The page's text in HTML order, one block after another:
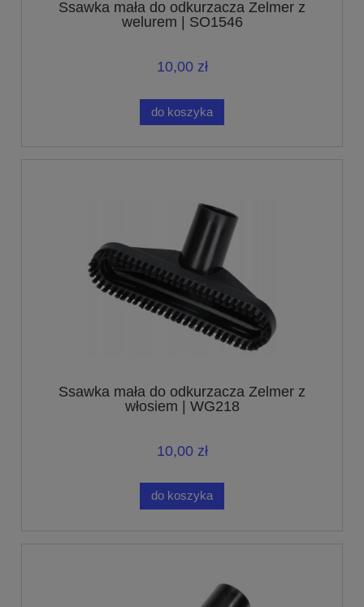
Ssawka mała do odkurzacza Zelmer z
welurem | SO1546
10,00 zł
do koszyka
Ssawka mała do odkurzacza Zelmer z
włosiem | WG218
10,00 zł
do koszyka